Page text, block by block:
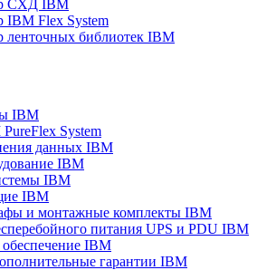
СХД IBM
IBM Flex System
ленточных библиотек IBM
IBM
System
данных IBM
IBM
IBM
IBM
и монтажные комплекты IBM
питания UPS и PDU IBM
IBM
гарантии IBM